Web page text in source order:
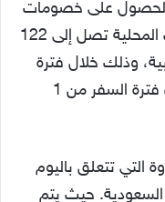
الحصول على خصومات
مميزة عند السفر إلى أي من الوجهات المحلية تصل إلى 122
وذلك خلال فترة
الحجز من 22-24 فبراير على أن تكون فترة السفر من 1
التي تتعلق باليوم
حيث يتم